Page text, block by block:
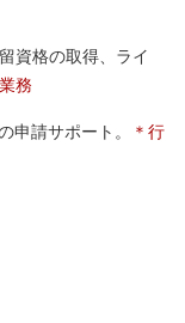
資格の取得、ライ
務
申請サポート。
＊行